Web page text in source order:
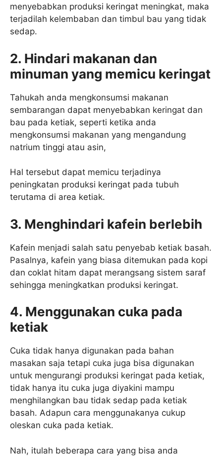
menyebabkan produksi keringat meningkat, maka
terjadilah kelembaban dan timbul bau yang tidak
sedap.
2. Hindari makanan dan
minuman yang memicu keringat
Tahukah anda mengkonsumsi makanan
sembarangan dapat menyebabkan keringat dan
bau pada ketiak, seperti ketika anda
mengkonsumsi makanan yang mengandung
natrium tinggi atau asin,
Hal tersebut dapat memicu terjadinya
peningkatan produksi keringat pada tubuh
terutama di area ketiak.
3. Menghindari kafein berlebih
Kafein menjadi salah satu penyebab ketiak basah.
Pasalnya, kafein yang biasa ditemukan pada kopi
dan coklat hitam dapat merangsang sistem saraf
sehingga meningkatkan produksi keringat.
4. Menggunakan cuka pada
ketiak
Cuka tidak hanya digunakan pada bahan
masakan saja tetapi cuka juga bisa digunakan
untuk mengurangi produksi keringat pada ketiak,
tidak hanya itu cuka juga diyakini mampu
menghilangkan bau tidak sedap pada ketiak
basah. Adapun cara menggunakanya cukup
oleskan cuka pada ketiak.
Nah, itulah beberapa cara yang bisa anda